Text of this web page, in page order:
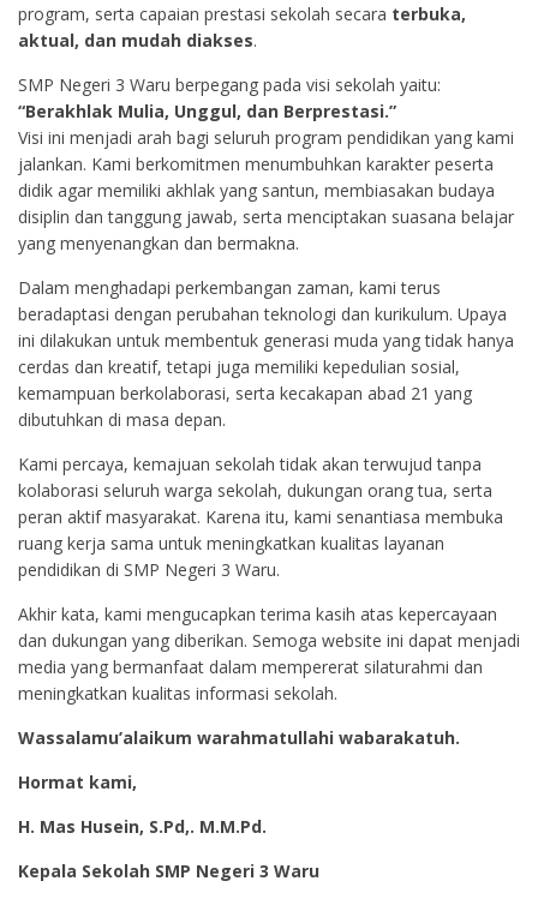
program, serta capaian prestasi sekolah secara terbuka,
aktual, dan mudah diakses.
SMP Negeri 3 Waru berpegang pada visi sekolah yaitu:
“Berakhlak Mulia, Unggul, dan Berprestasi.”
Visi ini menjadi arah bagi seluruh program pendidikan yang kami
jalankan. Kami berkomitmen menumbuhkan karakter peserta
didik agar memiliki akhlak yang santun, membiasakan budaya
disiplin dan tanggung jawab, serta menciptakan suasana belajar
yang menyenangkan dan bermakna.
Dalam menghadapi perkembangan zaman, kami terus
beradaptasi dengan perubahan teknologi dan kurikulum. Upaya
ini dilakukan untuk membentuk generasi muda yang tidak hanya
cerdas dan kreatif, tetapi juga memiliki kepedulian sosial,
kemampuan berkolaborasi, serta kecakapan abad 21 yang
dibutuhkan di masa depan.
Kami percaya, kemajuan sekolah tidak akan terwujud tanpa
kolaborasi seluruh warga sekolah, dukungan orang tua, serta
peran aktif masyarakat. Karena itu, kami senantiasa membuka
ruang kerja sama untuk meningkatkan kualitas layanan
pendidikan di SMP Negeri 3 Waru.
Akhir kata, kami mengucapkan terima kasih atas kepercayaan
dan dukungan yang diberikan. Semoga website ini dapat menjadi
media yang bermanfaat dalam mempererat silaturahmi dan
meningkatkan kualitas informasi sekolah.
Wassalamu’alaikum warahmatullahi wabarakatuh.
Hormat kami,
H. Mas Husein, S.Pd,. M.M.Pd.
Kepala Sekolah SMP Negeri 3 Waru